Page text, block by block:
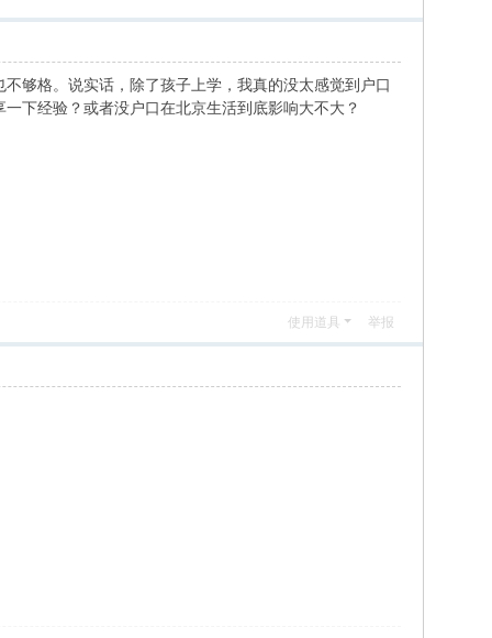
够格。说实话，除了孩子上学，我真的没太感觉到户口
下经验？或者没户口在北京生活到底影响大不大？
使用道具 举报